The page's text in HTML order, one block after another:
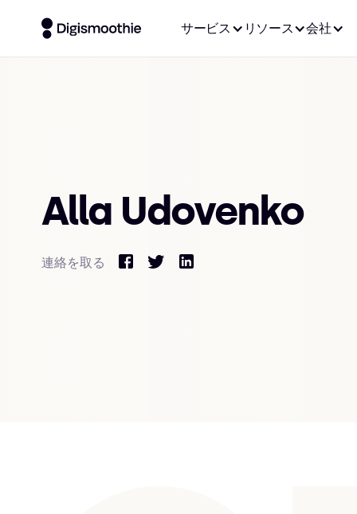
サービス リソース 会社
Alla Udovenko
連絡を取る